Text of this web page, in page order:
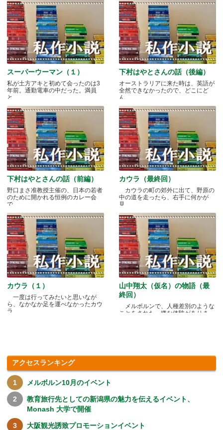
スーパーウーマン（１）
私が土方アキと初めて会ったのは3
年前。通勤電車の中だった。満員
と.....
下村はやとさんの話（後編）
オーストラリアに来た時は、英語が
全然できなかったので、どこにど
ん.....
下村はやとさんの話（前編）
野口まさ准教授主催の、日本の若者
のために開かれる恒例のカレー会
で.....
カウラ（最終回）
カウラの町の郊外に出て、野原の
中の道を走ったら、右手に何かが
見.....
カウラ（１）
一度は行ってみたいと思いなが
ら、なかなか足を運べなかったカウ
ラ.....
山中翔太（仮名）の物語（最
終回）
メルボルンで、人種差別のような
ことをされた、嫌な体験がありま
アクセスランキング
メルボルン10月のイベント
教育旅行先としての新潟県の魅力を伝えるイベント、
Monash 大学で開催
大阪観光誘致プロモーションイベント